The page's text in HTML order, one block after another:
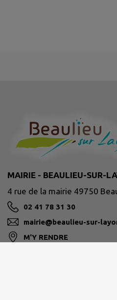
MAIRIE - BEAULIEU-SUR-
4 rue de la mairie 49750
02 41 78 31 30
mairie@beaulieu-sur-
M'Y RENDRE